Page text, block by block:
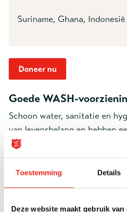
Toestemming Details
Deze website maakt gebruik van
Suriname, Ghana,
Doneer nu
Goede WASH-
Schoon water, sanitatie en
van levensbelang en hebben
de gezondheid met name die
de belangrijkste bron van
maar wereldwijd hebben 2